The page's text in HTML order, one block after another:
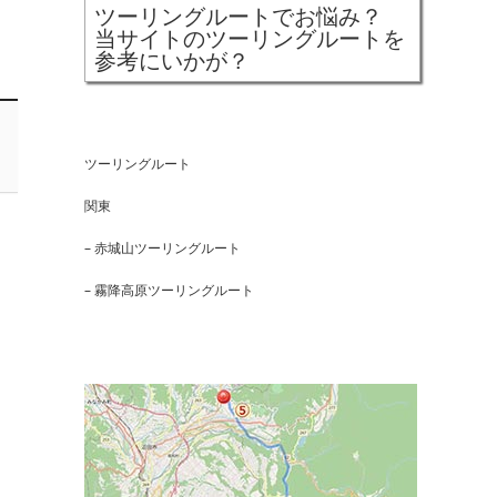
ツーリングルートでお悩み？
当サイトのツーリングルートを
参考にいかが？
ツーリングルート
関東
– 赤城山ツーリングルート
– 霧降高原ツーリングルート